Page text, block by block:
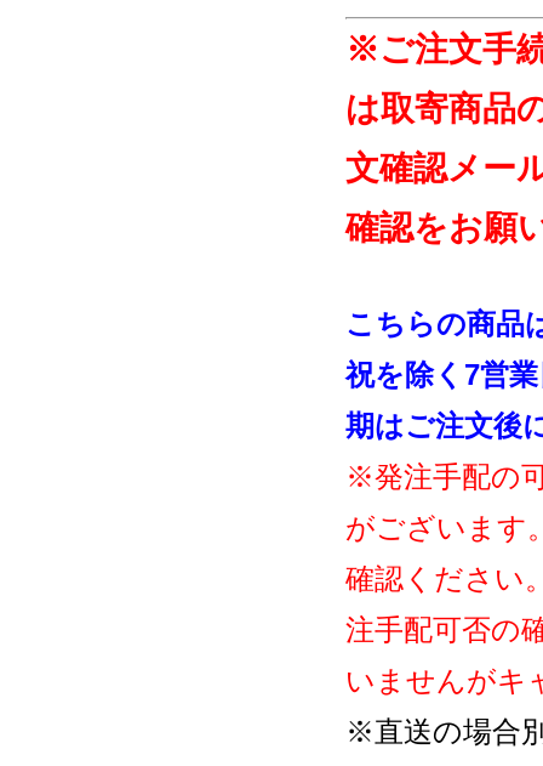
※ご注文手
は取寄商品
文確認メー
確認をお願
こちらの商品
祝を除く7営
期はご注文後
※発注手配の
がございます
確認ください
注手配可否の
いませんがキ
※直送の場合